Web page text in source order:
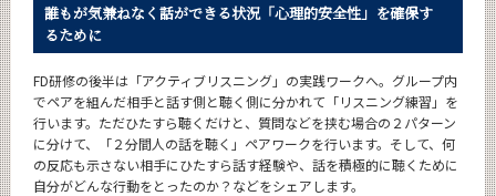
誰もが気兼ねなく話ができる状況「心理的安全性」を確保す
るために
FD研修の後半は「アクティブリスニング」の実践ワークへ。グループ内
でペアを組んだ相手と話す側と聴く側に分かれて「リスニング練習」を
行います。ただひたすら聴くだけと、質問などを挟む場合の２パターン
に分けて、「２分間人の話を聴く」ペアワークを行います。そして、何
の反応も示さない相手にひたすら話す経験や、話を積極的に聴くために
自分がどんな行動をとったのか？などをシェアします。